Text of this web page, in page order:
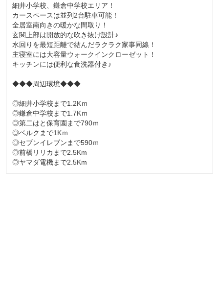
細井小学校、鎌倉中学校エリア！
カースペースは並列2台駐車可能！
全居室南向きの暖かな間取り！
玄関上部は開放的な吹き抜け設計♪
水回りを最短距離で結んだラクラク家事同線！
主寝室には大容量ウォークインクローゼット！
キッチンには便利な食洗器付き♪
◆◆◆周辺環境◆◆◆
◎細井小学校まで1.2Kｍ
◎鎌倉中学校まで1.7Kｍ
◎第二はと保育園まで790ｍ
◎ベルクまで1Kｍ
◎セブンイレブンまで590ｍ
◎前橋リリカまで2.5Km
◎ヤマダ電機まで2.5Km